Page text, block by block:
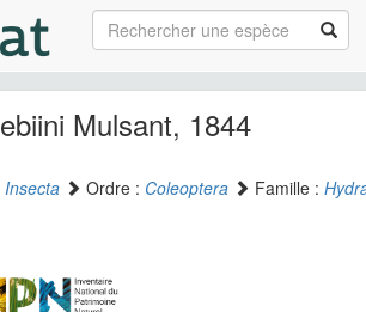
Mulsant, 1844
Insecta Ordre : Coleoptera Famille :